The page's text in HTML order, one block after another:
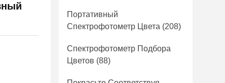
Портативный
Спектрофотометр Цвета (208)
Спектрофотометр Подбора
Цветов (88)